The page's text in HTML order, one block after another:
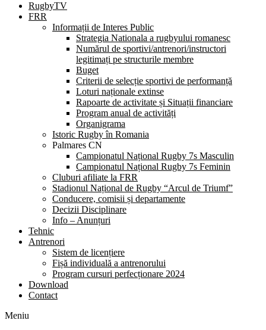
RugbyTV
FRR
Informații de Interes Public
Strategia Nationala a rugbyului romanesc
Numărul de sportivi/antrenori/instructori
legitimați pe structurile membre
Buget
Criterii de selecție sportivi de performanță
Loturi naționale extinse
Rapoarte de activitate și Situații financiare
Program anual de activități
Organigrama
Istoric Rugby în Romania
Palmares CN
Campionatul Național Rugby 7s Masculin
Campionatul Național Rugby 7s Feminin
Cluburi afiliate la FRR
Stadionul Național de Rugby “Arcul de Triumf”
Conducere, comisii și departamente
Decizii Disciplinare
Info – Anunțuri
Tehnic
Antrenori
Sistem de licențiere
Fișă individuală a antrenorului
Program cursuri perfecționare 2024
Download
Contact
Meniu